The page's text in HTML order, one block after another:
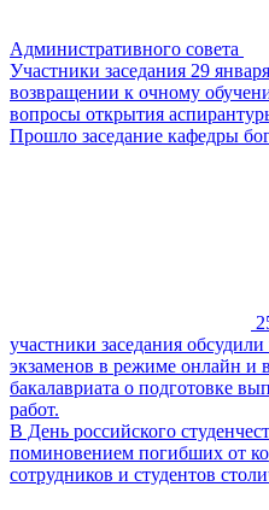
Административного совета
Участники заседания 29
возвращении к очному
вопросы открытия
Прошло заседание кафедры
участники заседания
экзаменов в режиме онлайн и
бакалавриата о подготовке
работ.
В День российского
поминовением погибших от
сотрудников и студентов